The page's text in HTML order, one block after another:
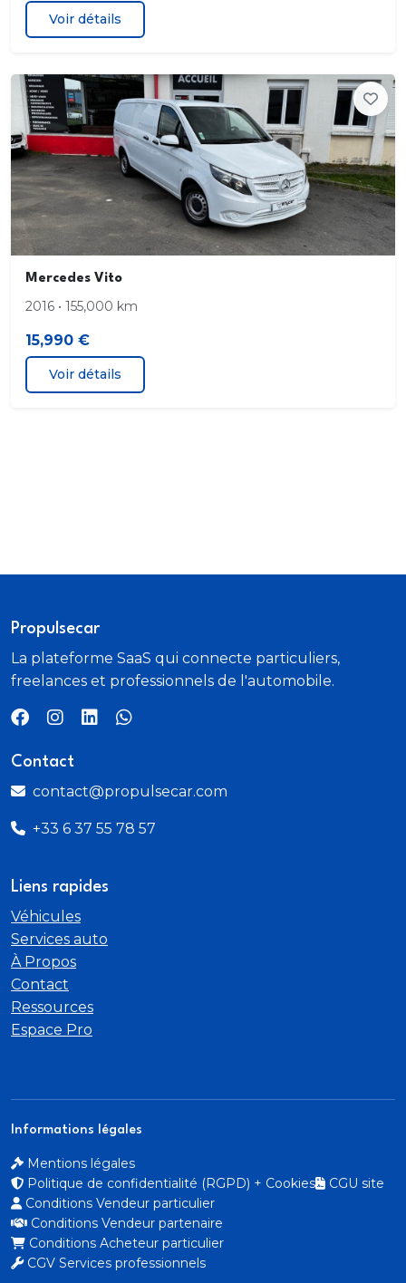
Voir détails
Mercedes Vito
2016 • 155,000 km
15,990 €
Voir détails
Propulsecar
La plateforme SaaS qui connecte particuliers,
freelances et professionnels de l'automobile.
Contact
contact@propulsecar.com
+33 6 37 55 78 57
Liens rapides
Véhicules
Services auto
À Propos
Contact
Ressources
Espace Pro
Informations légales
Mentions légales
Politique de confidentialité (RGPD) + Cookies
CGU site
Conditions Vendeur particulier
Conditions Vendeur partenaire
Conditions Acheteur particulier
CGV Services professionnels